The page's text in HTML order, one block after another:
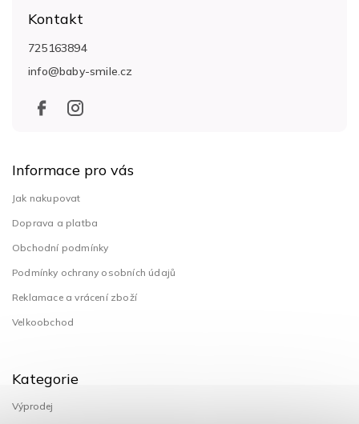
Kontakt
info@baby-smile.cz
725163894
Informace pro vás
Jak nakupovat
Doprava a platba
Obchodní podmínky
Podmínky ochrany osobních údajů
Reklamace a vrácení zboží
Velkoobchod
Kategorie
Výprodej